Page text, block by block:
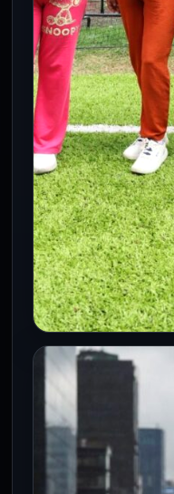
CDMX
Embarazadas
recursos
nueve meses
30 Jul 2026
Ciudad de